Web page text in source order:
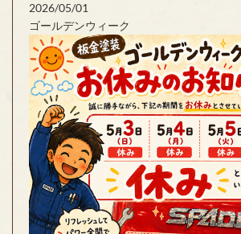
2026/05/01
ゴールデンウィーク